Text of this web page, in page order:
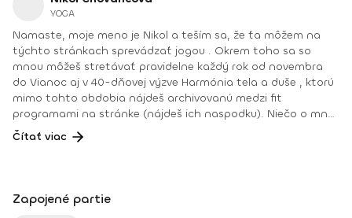
YOGA
Namaste, moje meno je Nikol a teším sa, že ťa môžem na
týchto stránkach sprevádzať jogou . Okrem toho sa so
mnou môžeš stretávať pravidelne každý rok od novembra
do Vianoc aj v 40-dňovej výzve Harmónia tela a duše , ktorú
mimo tohto obdobia nájdeš archivovanú medzi fit
programami na stránke (nájdeš ich naspodku). Niečo o mne.
Od detstva som sa venovala rôznym druhom pohybu, najmä
tancu, pri ktorom som cítila slobodu a radosť. Neskôr som
z pohybu, uvoľnenie tela a mysle, spojenie so sebou
a odpovede na hlbšie otázky. Joge sa aktívne venujem od
Čítať viac
Zapojené partie